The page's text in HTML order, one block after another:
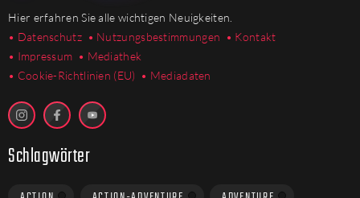
Hier erfahren Sie alle wichtigen Neuigkeiten.
• Datenschutz • Nutzungsbestimmungen • Kontakt
• Impressum • Mediathek
• Cookie-Richtlinien (EU) • Mediadaten
Schlagwörter